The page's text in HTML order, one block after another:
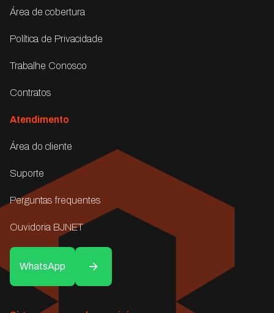
Área de cobertura
Política de Privacidade
Trabalhe Conosco
Contratos
Atendimento
Área do cliente
Suporte
Perguntas frequentes
Ouvidoria BJNET
WhatsApp